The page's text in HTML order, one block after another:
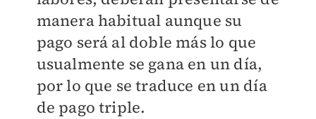
manera habitual aunque su
pago será al doble más lo que
usualmente se gana en un día,
por lo que se traduce en un día
de pago triple.